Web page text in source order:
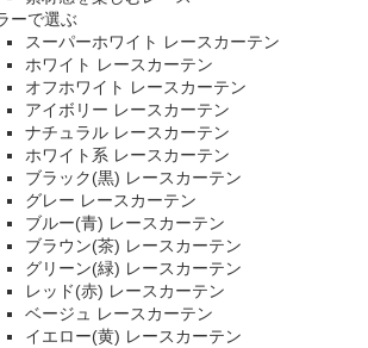
ーで選ぶ
スーパーホワイト レースカーテン
ホワイト レースカーテン
オフホワイト レースカーテン
アイボリー レースカーテン
ナチュラル レースカーテン
ホワイト系 レースカーテン
ブラック(黒) レースカーテン
グレー レースカーテン
ブルー(青) レースカーテン
ブラウン(茶) レースカーテン
グリーン(緑) レースカーテン
レッド(赤) レースカーテン
ベージュ レースカーテン
イエロー(黄) レースカーテン